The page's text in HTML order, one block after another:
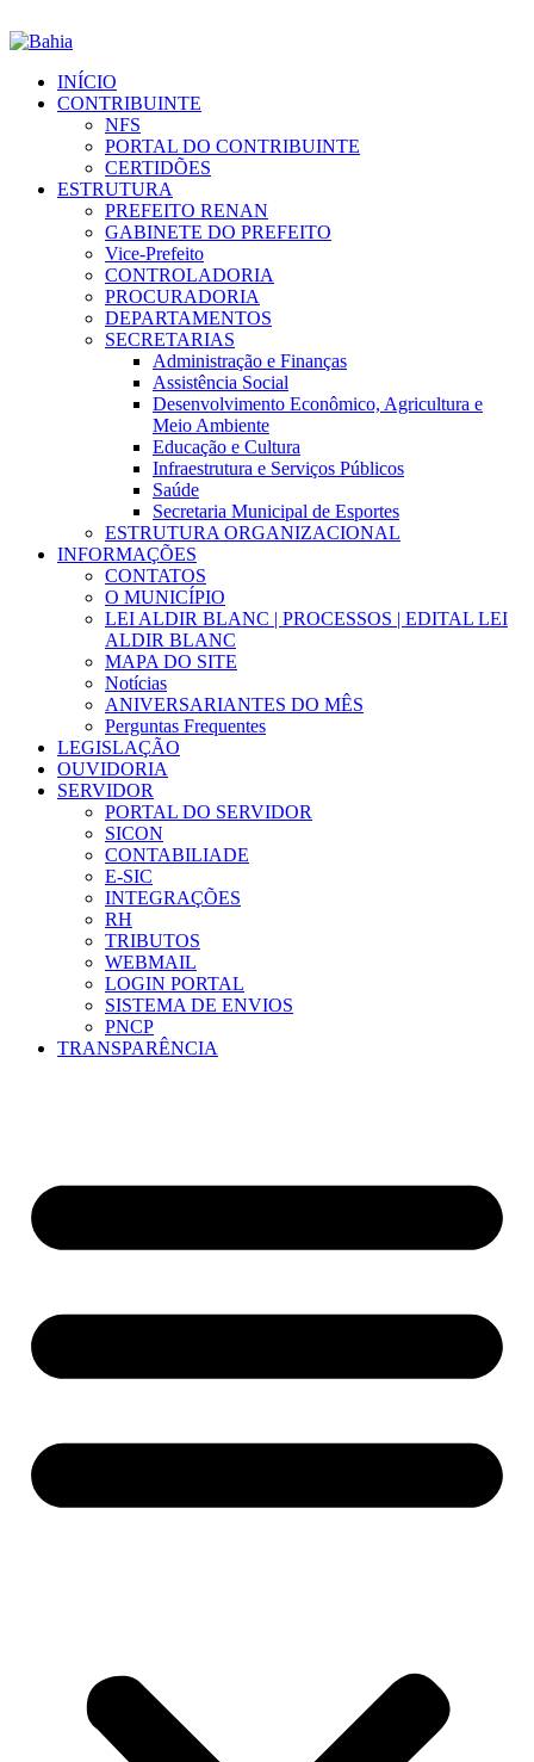
INÍCIO
CONTRIBUINTE
NFS
PORTAL DO CONTRIBUINTE
CERTIDÕES
ESTRUTURA
PREFEITO RENAN
GABINETE DO PREFEITO
Vice-Prefeito
CONTROLADORIA
PROCURADORIA
DEPARTAMENTOS
SECRETARIAS
Administração e Finanças
Assistência Social
Desenvolvimento Econômico, Agricultura e
Meio Ambiente
Educação e Cultura
Infraestrutura e Serviços Públicos
Saúde
Secretaria Municipal de Esportes
ESTRUTURA ORGANIZACIONAL
INFORMAÇÕES
CONTATOS
O MUNICÍPIO
LEI ALDIR BLANC | PROCESSOS | EDITAL LEI
ALDIR BLANC
MAPA DO SITE
Notícias
ANIVERSARIANTES DO MÊS
Perguntas Frequentes
LEGISLAÇÃO
OUVIDORIA
SERVIDOR
PORTAL DO SERVIDOR
SICON
CONTABILIADE
E-SIC
INTEGRAÇÕES
RH
TRIBUTOS
WEBMAIL
LOGIN PORTAL
SISTEMA DE ENVIOS
PNCP
TRANSPARÊNCIA